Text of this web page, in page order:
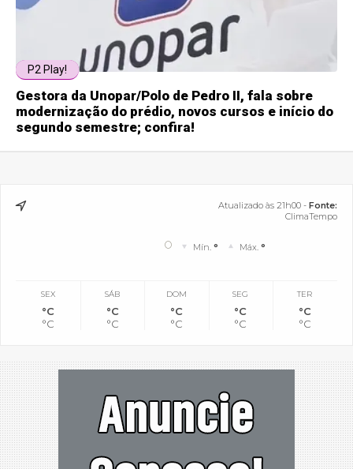
P2 Play!
Gestora da Unopar/Polo de Pedro II, fala sobre
modernização do prédio, novos cursos e início do
segundo semestre; confira!
Atualizado às 21h00 - Fonte:
ClimaTempo
° Mín.° Máx.°
SEX
°C
°C
SÁB
°C
°C
DOM
°C
°C
SEG
°C
°C
TER
°C
°C